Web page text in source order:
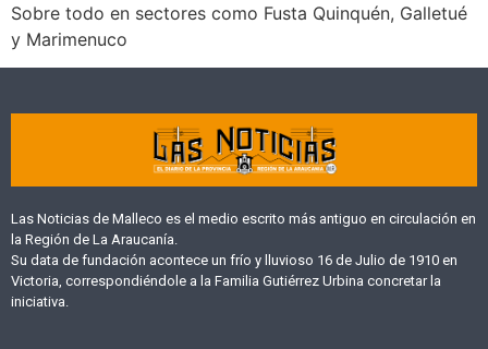
Sobre todo en sectores como Fusta Quinquén, Galletué
y Marimenuco
Las Noticias de Malleco es el medio escrito más antiguo en circulación en
la Región de La Araucanía.
Su data de fundación acontece un frío y lluvioso 16 de Julio de 1910 en
Victoria, correspondiéndole a la Familia Gutiérrez Urbina concretar la
iniciativa.